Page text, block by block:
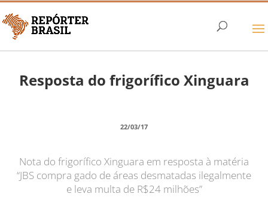
Resposta do frigorífico Xinguara
22/03/17
Nota do frigorífico Xinguara em resposta à matéria
“JBS compra gado de áreas desmatadas ilegalmente
e leva multa de R$24 milhões”